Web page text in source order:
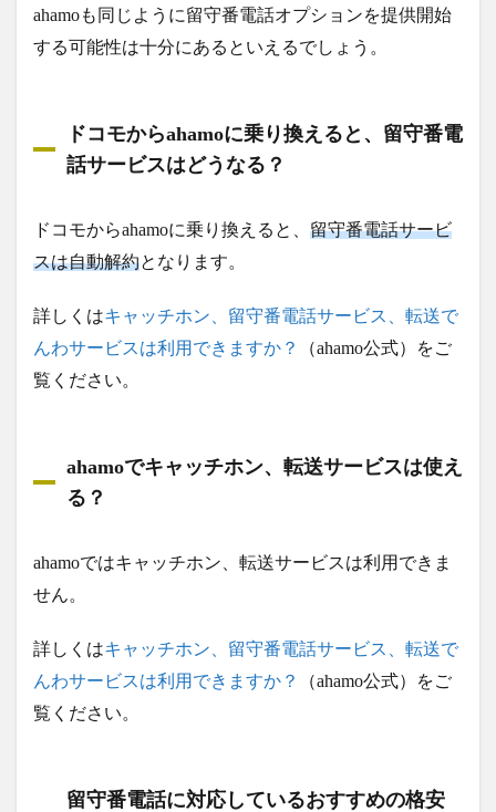
ahamoも同じように留守番電話オプションを提供開始
する可能性は十分にあるといえるでしょう。
ドコモからahamoに乗り換えると、留守番電
話サービスはどうなる？
ドコモからahamoに乗り換えると、 留守番電話サービ
スは自動解約となります。
詳しくはキャッチホン、留守番電話サービス、転送で
んわサービスは利用できますか？
（ahamo公式）をご
覧ください。
ahamoでキャッチホン、転送サービスは使え
る？
ahamoではキャッチホン、転送サービスは利用できま
せん。
詳しくはキャッチホン、留守番電話サービス、転送で
んわサービスは利用できますか？
（ahamo公式）をご
覧ください。
留守番電話に対応しているおすすめの格安